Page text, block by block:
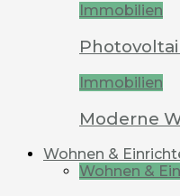
Immobilien
Immobilien
Moderne
Wohnen &
Wohnen &